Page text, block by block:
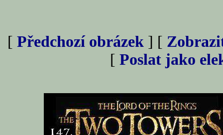
[ Předchozí obrázek ] [
[ Poslat jako